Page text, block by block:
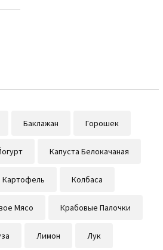
Баклажан Горошек
Капуста Белокачаная
Картофель Колбаса
Мясо Крабовые Палочки
Лимон Лук